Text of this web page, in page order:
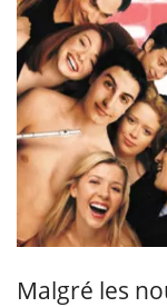
Malgré les